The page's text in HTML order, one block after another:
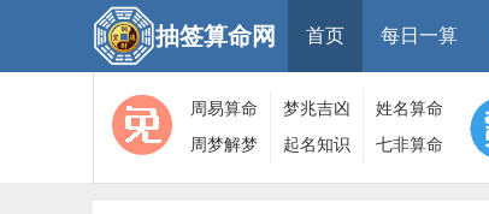
抽签算命网 首页 每日一算
周易算命 梦兆吉凶
姓名算命
周梦解梦
大全
起名知识
算命
七非算命
网